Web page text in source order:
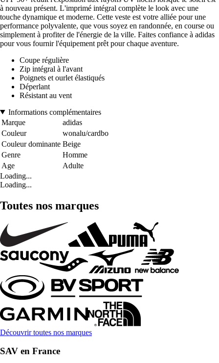
à nouveau présent. L'imprimé intégral complète le look avec une
touche dynamique et moderne. Cette veste est votre alliée pour une
performance polyvalente, que vous soyez en randonnée, en course ou
simplement à profiter de l'énergie de la ville. Faites confiance à adidas
pour vous fournir l'équipement prêt pour chaque aventure.
Coupe régulière
Zip intégral à l'avant
Poignets et ourlet élastiqués
Déperlant
Résistant au vent
Informations complémentaires
Marque
adidas
Couleur
wonalu/cardbo
Couleur dominante Beige
Genre
Homme
Age
Adulte
Loading...
Loading...
Toutes nos marques
Découvrir toutes nos marques
SAV en France